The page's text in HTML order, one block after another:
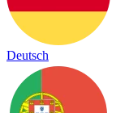
Deutsch